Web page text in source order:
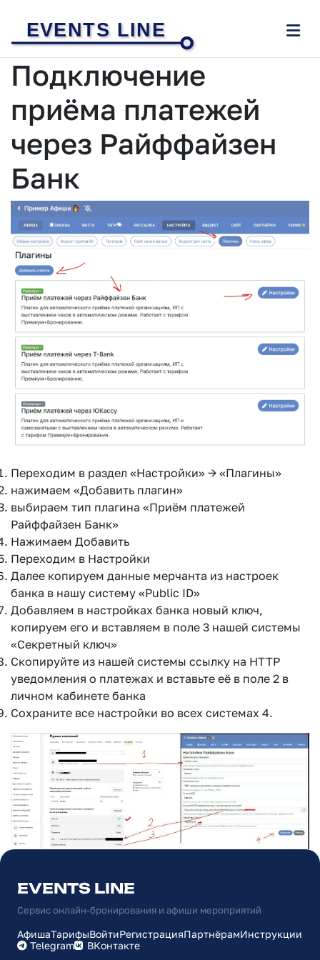
EVENTS LINE
Подключение
приёма платежей
через Райффайзен
Банк
Переходим в раздел «Настройки» → «Плагины»
нажимаем «Добавить плагин»
выбираем тип плагина «Приём платежей
Райффайзен Банк»
Нажимаем Добавить
Переходим в Настройки
Далее копируем данные мерчанта из настроек
банка в нашу систему «Public ID»
Добавляем в настройках банка новый ключ,
копируем его и вставляем в поле 3 нашей системы
«Секретный ключ»
Скопируйте из нашей системы ссылку на HTTP
уведомления о платежах и вставьте её в поле 2 в
личном кабинете банка
Сохраните все настройки во всех системах 4.
EVENTS LINE
Сервис онлайн-бронирования и афиши мероприятий
АфишаТарифыВойтиРегистрацияПартнёрамИнструкции
Telegram
ВКонтакте